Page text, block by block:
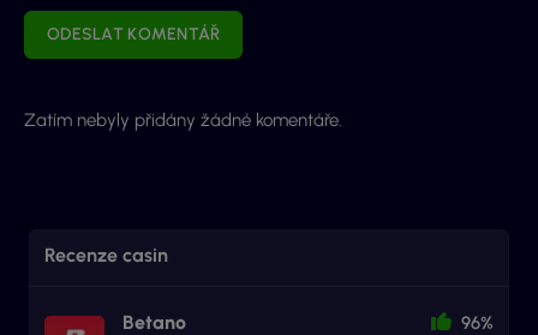
ODESLAT KOMENTÁŘ
Zatím nebyly přidány žádné komentáře.
Recenze casin
Betano 96%